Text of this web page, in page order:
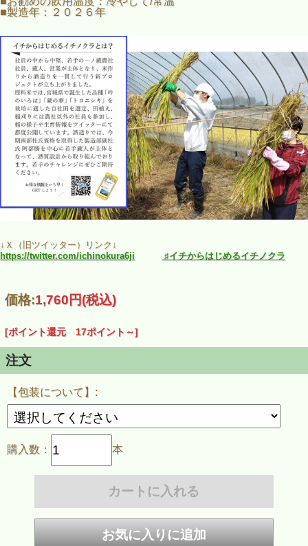
「イチからはじめるイチノクラ」
ンドデザインから考え、酒質を表現するプロジェクト「イチからはじめる
イチノクラ」。
これまで先人たちがゼロから積み上げた知識と技術を確固たる源泉とし、
今までにないアイディアと発想力で「イチ」からお酒を考案。
「一ノ蔵 純米酒 トヨニシキ」
ふくよかで旨味のある味わいと
■製造年：２０２６年
↓Ｘ（旧ツイッター）リンク↓
https://twitter.com/ichinokura6ji
♯イチからはじめるイチノクラ
価格:1,760円(税込)
[ポイント還元 17ポイント～]
注文
【包装について】:
購入数： 本